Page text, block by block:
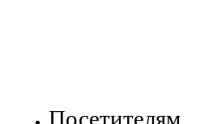
Посетителям